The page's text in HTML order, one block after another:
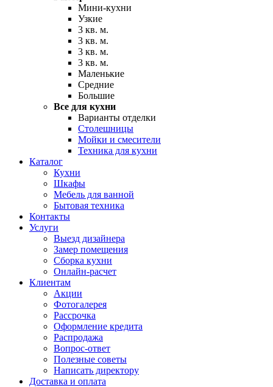
Мини-кухни
Узкие
3 кв. м.
3 кв. м.
3 кв. м.
3 кв. м.
Маленькие
Средние
Большие
Все для кухни
Варианты отделки
Столешницы
Мойки и смесители
Техника для кухни
Каталог
Кухни
Шкафы
Мебель для ванной
Бытовая техника
Контакты
Услуги
Выезд дизайнера
Замер помещения
Сборка кухни
Онлайн-расчет
Клиентам
Акции
Фотогалерея
Рассрочка
Оформление кредита
Распродажа
Вопрос-ответ
Полезные советы
Написать директору
Доставка и оплата